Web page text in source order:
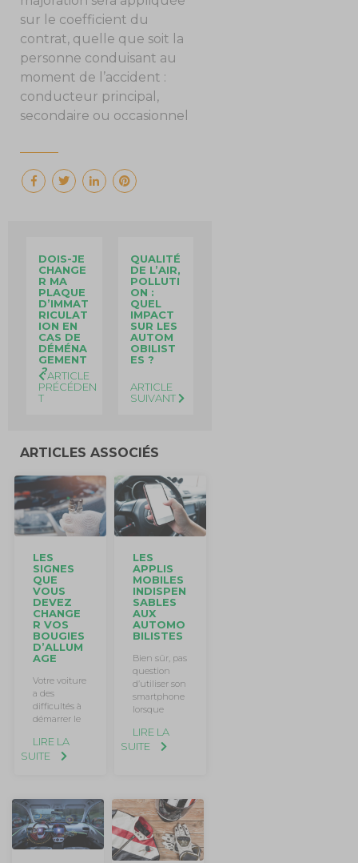
sur le coefficient du
contrat, quelle que soit la
personne conduisant au
moment de l’accident :
conducteur principal,
secondaire ou occasionnel
DOIS-JE
CHANGE
R MA
PLAQUE
D’IMMAT
RICULAT
ION EN
CAS DE
DÉMÉNA
GEMENT
?ARTICLE
PRÉCÉDEN
T
QUALITÉ
DE L’AIR,
POLLUTI
ON :
QUEL
IMPACT
SUR LES
AUTOM
OBILIST
ES ?
ARTICLE
SUIVANT
ARTICLES ASSOCIÉS
LES
SIGNES
QUE
VOUS
DEVEZ
CHANGE
R VOS
BOUGIES
D’ALLUM
AGE
Votre voiture
a des
difficultés à
démarrer le
LIRE LA
SUITE
LES
APPLIS
MOBILES
INDISPEN
SABLES
AUX
AUTOMO
BILISTES
Bien sûr, pas
question
d’utiliser son
smartphone
lorsque
LIRE LA
SUITE